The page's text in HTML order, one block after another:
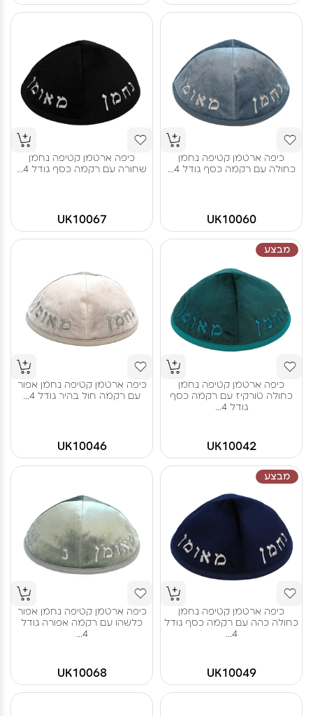
כיפה ארטמן קטיפה נחמן
כחולה עם רקמה כסף גודל 4...
UK10060
כיפה ארטמן קטיפה נחמן
שחורה עם רקמה כסף גודל 4...
UK10067
מבצע
כיפה ארטמן קטיפה נחמן
כחולה טורקיז עם רקמה כסף
גודל 4...
UK10042
כיפה ארטמן קטיפה נחמן אפור
עם רקמה חול בהיר גודל 4...
UK10046
מבצע
כיפה ארטמן קטיפה נחמן
כחולה כהה עם רקמה כסף גודל
4...
UK10049
כיפה ארטמן קטיפה נחמן אפור
כלשהו עם רקמה אפורה גודל
4...
UK10068